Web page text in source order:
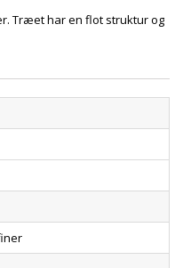
Træet har en flot struktur og